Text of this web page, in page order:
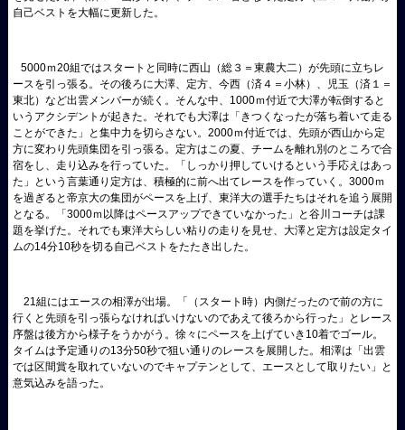
自己ベストを大幅に更新した。
5000ｍ20組ではスタートと同時に西山（総３＝東農大二）が先頭に立ちレ
ースを引っ張る。その後ろに大澤、定方、今西（済４＝小林）、児玉（済１＝
東北）など出雲メンバーが続く。そんな中、1000ｍ付近で大澤が転倒すると
いうアクシデントが起きた。それでも大澤は「きつくなったが落ち着いて走る
ことができた」と集中力を切らさない。2000ｍ付近では、先頭が西山から定
方に変わり先頭集団を引っ張る。定方はこの夏、チームを離れ別のところで合
宿をし、走り込みを行っていた。「しっかり押していけるという手応えはあっ
た」という言葉通り定方は、積極的に前へ出てレースを作っていく。3000ｍ
を過ぎると帝京大の集団がペースを上げ、東洋大の選手たちはそれを追う展開
となる。「3000ｍ以降はペースアップできていなかった」と谷川コーチは課
題を挙げた。それでも東洋大らしい粘りの走りを見せ、大澤と定方は設定タイ
ムの14分10秒を切る自己ベストをたたき出した。
21組にはエースの相澤が出場。「（スタート時）内側だったので前の方に
行くと先頭を引っ張らなければいけないのであえて後ろから行った」とレース
序盤は後方から様子をうかがう。徐々にペースを上げていき10着でゴール。
タイムは予定通りの13分50秒で狙い通りのレースを展開した。相澤は「出雲
では区間賞を取れていないのでキャプテンとして、エースとして取りたい」と
意気込みを語った。